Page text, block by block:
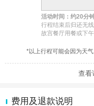
活动时间：约20分
行程结束后归还无
故宫餐厅用餐或下
*以上行程可能会因为天
查看
费用及退款说明